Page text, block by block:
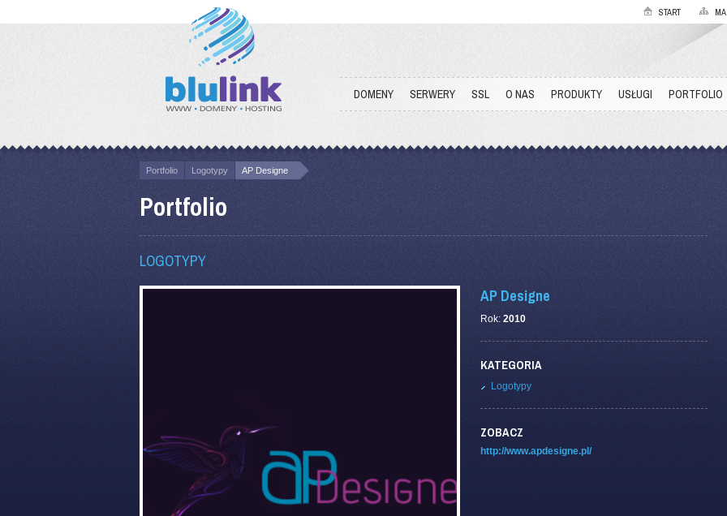
START
DOMENY SERWERY SSL O NAS PRODUKTY USŁUGI PORTFOLIO
Portfolio Logotypy AP Designe
Portfolio
LOGOTYPY
AP Designe
Rok: 2010
KATEGORIA
Logotypy
ZOBACZ
http://www.apdesigne.pl/